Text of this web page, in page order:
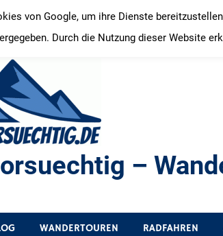
–
WANDERTOUREN RADFAHREN
von Google, um ihre Dienste
Durch die Nutzung dieser Website